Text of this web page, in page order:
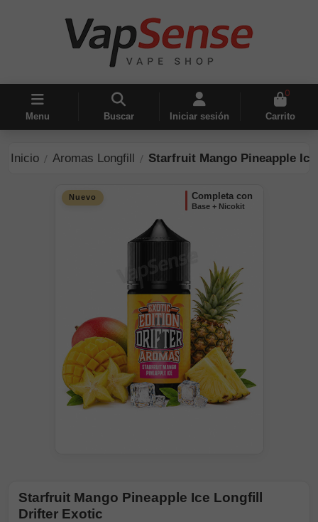
Menu Buscar Iniciar sesión
0
Carrito
Inicio Aromas Longfill Starfruit Mango Pineapple
Nuevo completa con
Base + Nicokit
Starfruit Mango Pineapple Ice Longfill
Drifter Exotic